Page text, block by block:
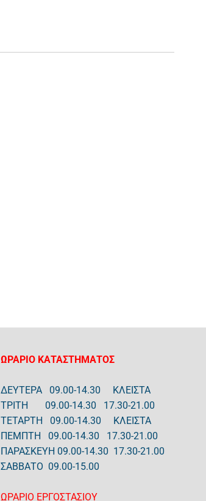
ΩΡΑΡΙΟ ΚΑΤΑΣΤΗΜΑΤΟΣ
ΔΕΥΤΕΡΑ 09.00-14.30 ΚΛΕΙΣΤΑ
ΤΡΙΤΗ 09.00-14.30 17.30-21.00
ΤΕΤΑΡΤΗ 09.00-14.30 ΚΛΕΙΣΤΑ
ΠΕΜΠΤΗ 09.00-14.30 17.30-21.00
ΠΑΡΑΣΚΕΥΗ 09.00-14.30 17.30-21.00
ΣΑΒΒΑΤΟ 09.00-15.00
ΩΡΑΡΙΟ ΕΡΓΟΣΤΑΣΙΟΥ